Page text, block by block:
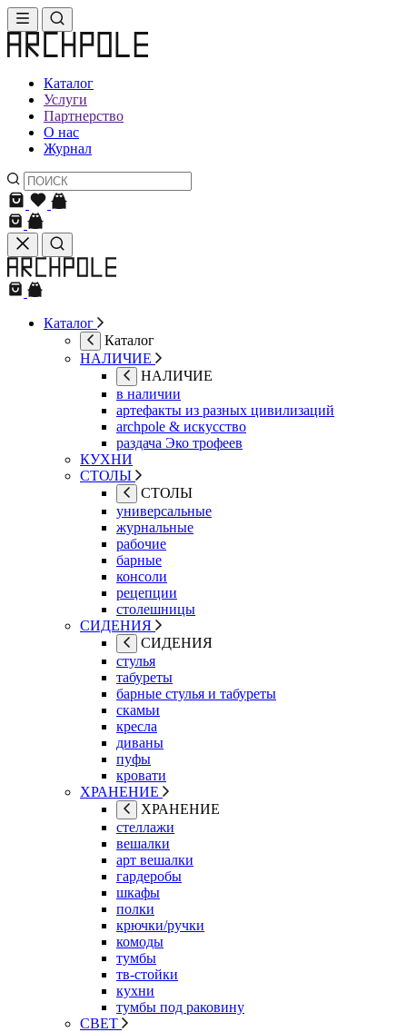
Каталог
Услуги
Партнерство
О нас
Журнал
Каталог
Каталог
НАЛИЧИЕ
НАЛИЧИЕ
в наличии
артефакты из разных цивилизаций
archpole & искусство
раздача Эко трофеев
КУХНИ
СТОЛЫ
СТОЛЫ
универсальные
журнальные
рабочие
барные
консоли
рецепции
столешницы
СИДЕНИЯ
СИДЕНИЯ
стулья
табуреты
барные стулья и табуреты
скамьи
кресла
диваны
пуфы
кровати
ХРАНЕНИЕ
ХРАНЕНИЕ
стеллажи
вешалки
арт вешалки
гардеробы
шкафы
полки
крючки/ручки
комоды
тумбы
тв-стойки
кухни
тумбы под раковину
СВЕТ